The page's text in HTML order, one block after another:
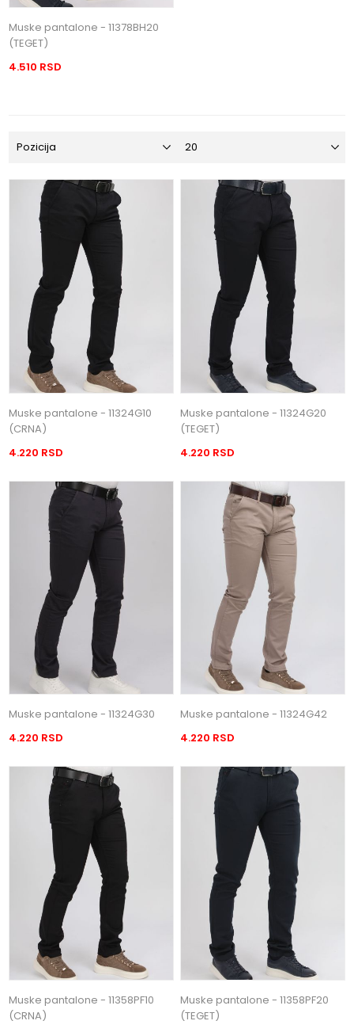
Muske pantalone - 11378BH20
(TEGET)
4.510 RSD
Muske pantalone - 11324G10
(CRNA)
4.220 RSD
Muske pantalone - 11324G20
(TEGET)
4.220 RSD
Muske pantalone - 11324G30
4.220 RSD
Muske pantalone - 11324G42
4.220 RSD
Muske pantalone - 11358PF10
(CRNA)
Muske pantalone - 11358PF20
(TEGET)